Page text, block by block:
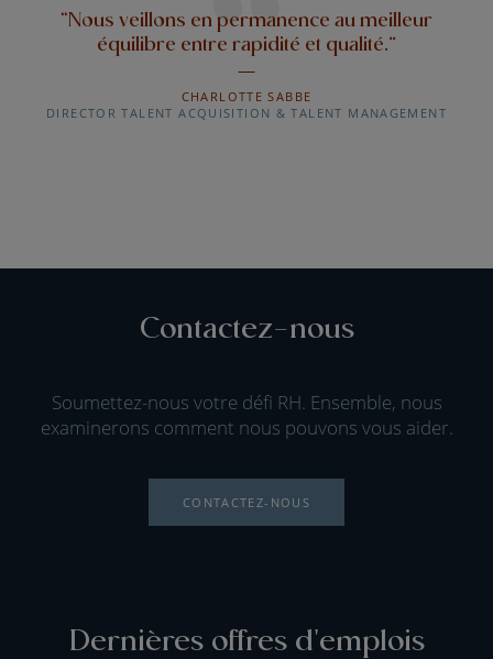
“Nous veillons en permanence au meilleur
équilibre entre rapidité et qualité.”
CHARLOTTE SABBE
DIRECTOR TALENT ACQUISITION & TALENT MANAGEMENT
Contactez-nous
Soumettez-nous votre défi RH. Ensemble, nous
examinerons comment nous pouvons vous aider.
CONTACTEZ-NOUS
Dernières offres d'emplois